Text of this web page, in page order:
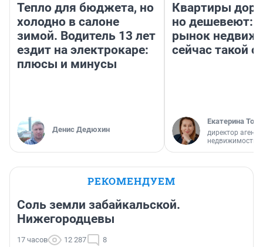
Тепло для бюджета, но
холодно в салоне
зимой. Водитель 13 лет
ездит на электрокаре:
плюсы и минусы
Денис Дедюхин
Квартиры
но дешевеют:
рынок
сейчас такой
Екатерина
директор
недвижимости
РЕКОМЕНДУЕМ
Соль земли забайкальской.
Нижегородцевы
17 часов 12 287 8